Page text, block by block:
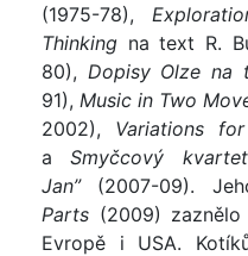
(1975-78),
Thinking na text R.
80), Dopisy Olze na
91), Music in Two
2002), Variations
aSmyčcový
Jan”(2007-09).
Parts (2009)
Evropě i USA.